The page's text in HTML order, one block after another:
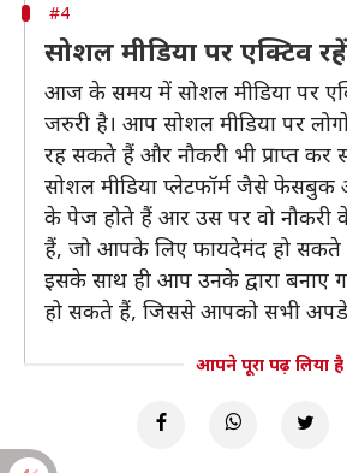
#4
सोशल मीडिया पर एक्टिव रहें
आज के समय में सोशल मीडिया पर
जरुरी है। आप सोशल मीडिया पर
रह सकते हैं और नौकरी भी प्राप्त कर
सोशल मीडिया प्लेटफॉर्म जैसे फेसबुक
के पेज होते हैं आर उस पर वो नौकरी
हैं, जो आपके लिए फायदेमंद हो सकते
इसके साथ ही आप उनके द्वारा बनाए
हो सकते हैं, जिससे आपको सभी अपडेट
आपने पूरा पढ़ लिया है